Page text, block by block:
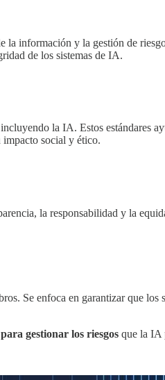
la información y la gestión de
de los sistemas de IA.
la IA. Estos estándares
impacto social y ético.
la responsabilidad y la
Se enfoca en garantizar que los
gestionar los riesgos que la IA